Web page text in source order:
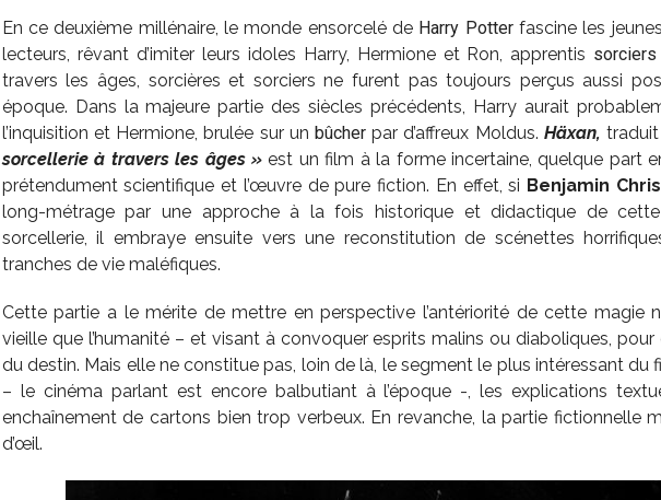
En ce deuxième millénaire, le monde ensorcelé de Harry Potterfascine les
lecteurs, rêvant d’imiter leurs idoles Harry, Hermione et Ron, apprentis sorciers
travers les âges, sorcières et sorciers ne furent pas toujours perçus aussi
époque. Dans la majeure partie des siècles précédents, Harry aurait
l’inquisition et Hermione, brulée sur unbûcher par d’affreux Moldus. Häxan,
sorcellerie à travers les âges »est un film à la forme incertaine, quelque part
prétendument scientifique et l’œuvre de pure fiction. En effet, si Benjamin
long-métrage par une approche à la fois historique et didactique de cette
sorcellerie, il embraye ensuite vers une reconstitution de scénettes
tranches de vie maléfiques.
Cette partie a le mérite de mettre en perspective l’antériorité de cette magie
vieille que l’humanité – et visant à convoquer esprits malins ou diaboliques,
du destin. Mais elle ne constitue pas, loin de là, le segment le plus intéressant du
– le cinéma parlant est encore balbutiant à l’époque -, les explications
enchaînement de cartons bien trop verbeux. En revanche, la partie fictionnelle
d’œil.